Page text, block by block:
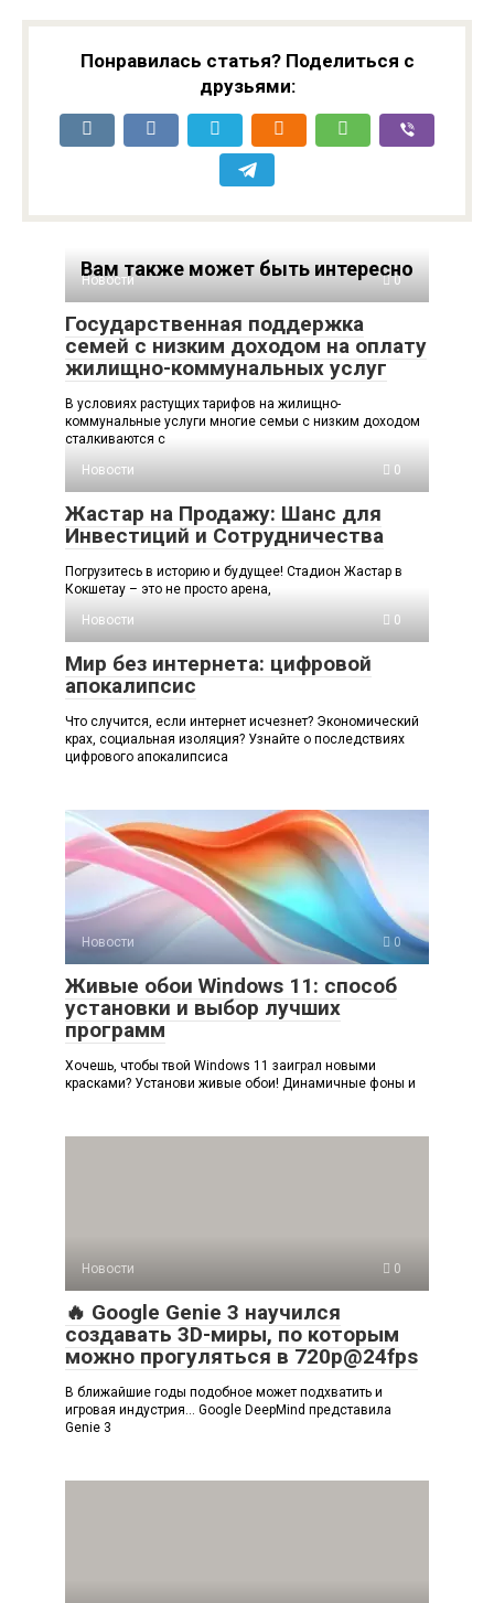
инвестиций
Понравилась статья? Поделиться с
друзьями:
Вам также может быть интересно
Новости 0
Государственная поддержка
семей с низким доходом на оплату
жилищно-коммунальных услуг
В условиях растущих тарифов на жилищно-
коммунальные услуги многие семьи с низким доходом
сталкиваются с
Новости
0
Жастар на Продажу: Шанс для
Инвестиций и Сотрудничества
Погрузитесь в историю и будущее! Стадион Жастар в
Кокшетау – это не просто арена,
Новости
0
Мир без интернета: цифровой
апокалипсис
Что случится, если интернет исчезнет? Экономический
крах, социальная изоляция? Узнайте о последствиях
цифрового апокалипсиса
Новости 0
Живые обои Windows 11: способ
установки и выбор лучших
программ
Хочешь, чтобы твой Windows 11 заиграл новыми
красками? Установи живые обои! Динамичные фоны и
Новости 0
🔥 Google Genie 3 научился
создавать 3D-миры, по которым
можно прогуляться в 720p@24fps
В ближайшие годы подобное может подхватить и
игровая индустрия… Google DeepMind представила
Genie 3